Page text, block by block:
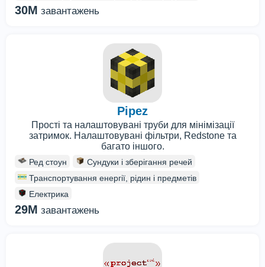
30M завантажень
Pipez
Прості та налаштовувані труби для мінімізації
затримок. Налаштовувані фільтри, Redstone та
багато іншого.
Ред стоун
Сундуки і зберігання речей
Транспортування енергії, рідин і предметів
Електрика
29M завантажень